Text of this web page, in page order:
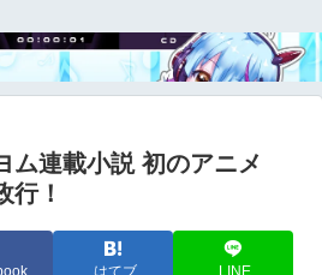
連載小説 初のアニメ
行！
はてブ LINE